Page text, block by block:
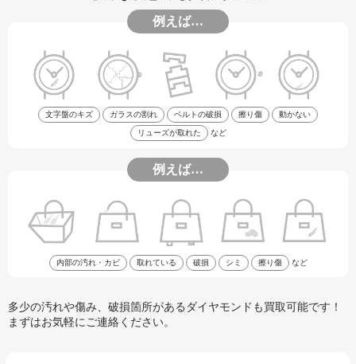
例えば…
文字盤のキズ ガラスの割れ ベルトの破損 擦り傷 動かない
リューズが取れた など
例えば…
内部の汚れ・カビ 取れている 破損 シミ 擦り傷 など
多少の汚れや傷み、破損箇所があるダイヤモンドも買取可能です！
まずはお気軽にご連絡ください。